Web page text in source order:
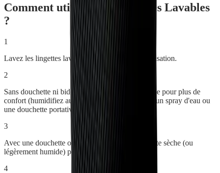
Comment utiliser Kit Lingettes Lavables
?
1
Lavez les lingettes lavables avant la première utilisation.
2
Sans douchette ni bidet : utilisez la lingette humide pour plus de
confort (humidifiez au point d'eau des WC, avec un spray d'eau ou
une douchette portative).
3
Avec une douchette ou un bidet : utilisez la lingette sèche (ou
légèrement humide) pour vous essuyer.
4